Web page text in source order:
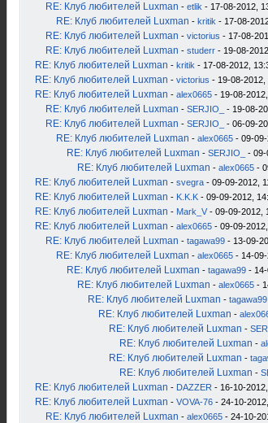
RE: Клуб любителей Luxman - etlik - 17-08-2012,
RE: Клуб любителей Luxman - kritik - 17-08-
RE: Клуб любителей Luxman - victorius - 17-08-
RE: Клуб любителей Luxman - studerr - 19-08-
RE: Клуб любителей Luxman - kritik - 17-08-2012,
RE: Клуб любителей Luxman - victorius - 19-08-2012,
RE: Клуб любителей Luxman - alex0665 - 19-08-
RE: Клуб любителей Luxman - SERJIO_ - 19-08-
RE: Клуб любителей Luxman - SERJIO_ - 06-09-
RE: Клуб любителей Luxman - alex0665 - 09-
RE: Клуб любителей Luxman - SERJIO_ - 09-
RE: Клуб любителей Luxman - alex0665 -
RE: Клуб любителей Luxman - svegra - 09-09-2012,
RE: Клуб любителей Luxman - K.K.K - 09-09-2012,
RE: Клуб любителей Luxman - Mark_V - 09-09-2012,
RE: Клуб любителей Luxman - alex0665 - 09-09-
RE: Клуб любителей Luxman - tagawa99 - 13-09-
RE: Клуб любителей Luxman - alex0665 - 14-
RE: Клуб любителей Luxman - tagawa99 -
RE: Клуб любителей Luxman - alex0665 -
RE: Клуб любителей Luxman - tagawa99
RE: Клуб любителей Luxman -
RE: Клуб любителей Luxman -
RE: Клуб любителей Luxman -
RE: Клуб любителей Luxman -
RE: Клуб любителей Luxman -
RE: Клуб любителей Luxman - DAZZER - 16-10-
RE: Клуб любителей Luxman - VOVA-76 - 24-10-
RE: Клуб любителей Luxman - alex0665 - 24-10-